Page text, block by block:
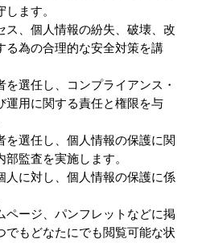
ます。
ス、個人情報の紛失、破壊、改
る為の合理的な安全対策を講
選任し、コンプライアンス・
運用に関する責任と権限を与
を選任し、個人情報の保護に関
監査を実施します。
人に対し、個人情報の保護に係
ページ、パンフレットなどに掲
でもどなたにでも閲覧可能な状